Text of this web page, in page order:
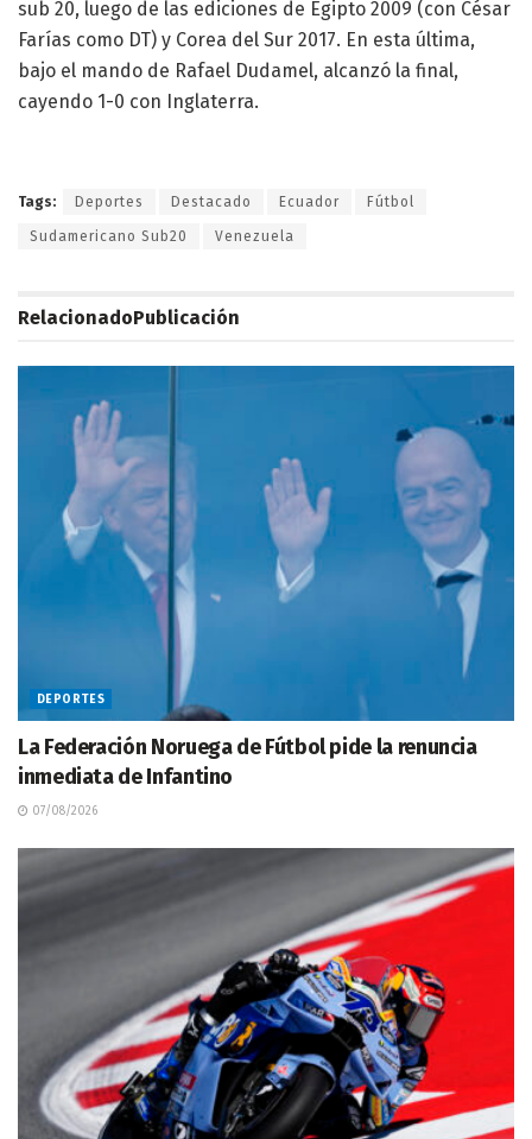
sub 20, luego de las ediciones de Egipto 2009 (con César
Farías como DT) y Corea del Sur 2017. En esta última,
bajo el mando de Rafael Dudamel, alcanzó la final,
cayendo 1-0 con Inglaterra.
Tags: Deportes Destacado Ecuador Fútbol
Sudamericano Sub20 Venezuela
RelacionadoPublicación
DEPORTES
La Federación Noruega de Fútbol pide la renuncia
inmediata de Infantino
07/08/2026